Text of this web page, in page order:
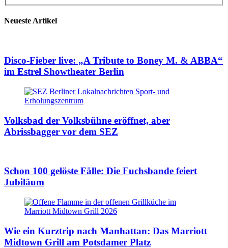
Neueste Artikel
Disco-Fieber live: „A Tribute to Boney M. & ABBA“
im Estrel Showtheater Berlin
Volksbad der Volksbühne eröffnet, aber
Abrissbagger vor dem SEZ
Schon 100 gelöste Fälle: Die Fuchsbande feiert
Jubiläum
Wie ein Kurztrip nach Manhattan: Das Marriott
Midtown Grill am Potsdamer Platz